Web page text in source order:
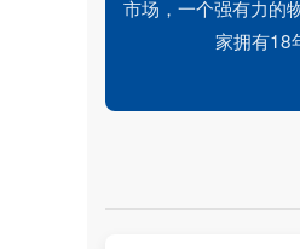
市场，一个强有力的
家拥有18